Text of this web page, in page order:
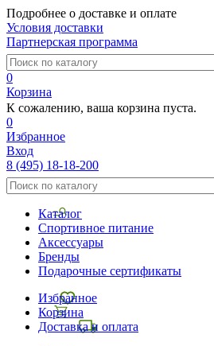
Подробнее о доставке и оплате
Условия доставки
Партнерская программа
0
Корзина
К сожалению, ваша корзина пуста.
0
Избранное
Вход
8 (495) 18-18-200
Каталог
Спортивное питание
Аксессуары
Бренды
Подарочные сертификаты
Избранное
Корзина
Доставка и оплата